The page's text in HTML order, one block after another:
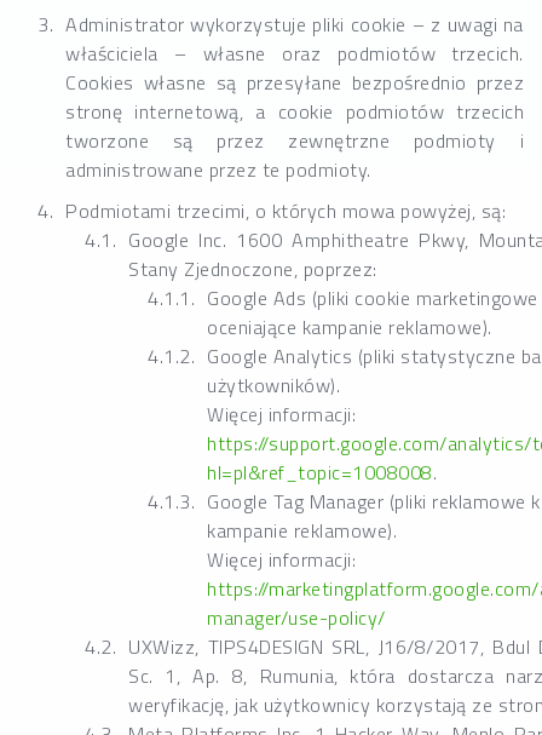
Administrator wykorzystuje pliki cookie – z uwagi na
właściciela – własne oraz podmiotów trzecich.
Cookies własne są przesyłane bezpośrednio przez
stronę internetową, a cookie podmiotów trzecich
tworzone są przez zewnętrzne podmioty i
administrowane przez te podmioty.
Podmiotami trzecimi, o których mowa powyżej, są:
Google Inc. 1600 Amphitheatre Pkwy,
Stany Zjednoczone, poprzez:
Google Ads (pliki cookie
oceniające kampanie reklamowe).
Google Analytics (pliki statystyczne
użytkowników).
Więcej informacji:
https://support.google.com/
hl=pl&ref_topic=1008008.
Google Tag Manager (pliki reklamowe
kampanie reklamowe).
Więcej informacji:
https://
manager/use-policy/
UXWizz, TIPS4DESIGN SRL, J16/8/2017,
Sc. 1, Ap. 8, Rumunia, która dostarcza
weryfikację, jak użytkownicy korzystają ze